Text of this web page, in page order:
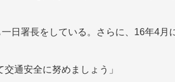
日署長をしている。さらに、16年4月
通安全に努めましょう」